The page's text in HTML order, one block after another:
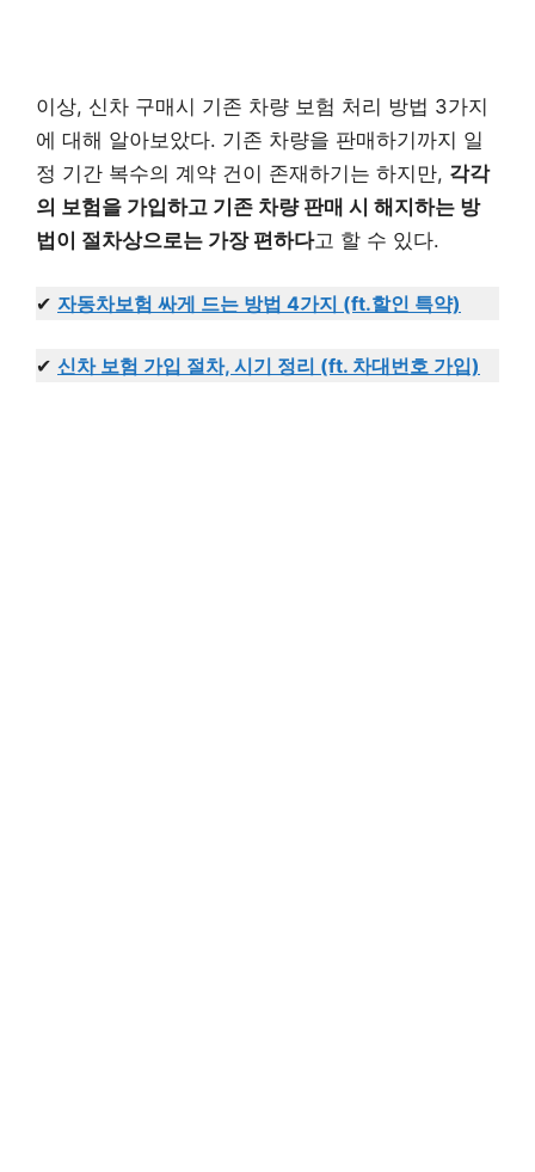
이상, 신차 구매시 기존 차량 보험 처리 방법 3가지
에 대해 알아보았다. 기존 차량을 판매하기까지 일
정 기간 복수의 계약 건이 존재하기는 하지만, 각각
의 보험을 가입하고 기존 차량 판매 시 해지하는 방
법이 절차상으로는 가장 편하다고 할 수 있다.
✔ 자동차보험 싸게 드는 방법 4가지 (ft.할인 특약)
✔ 신차 보험 가입 절차, 시기 정리 (ft. 차대번호 가입)